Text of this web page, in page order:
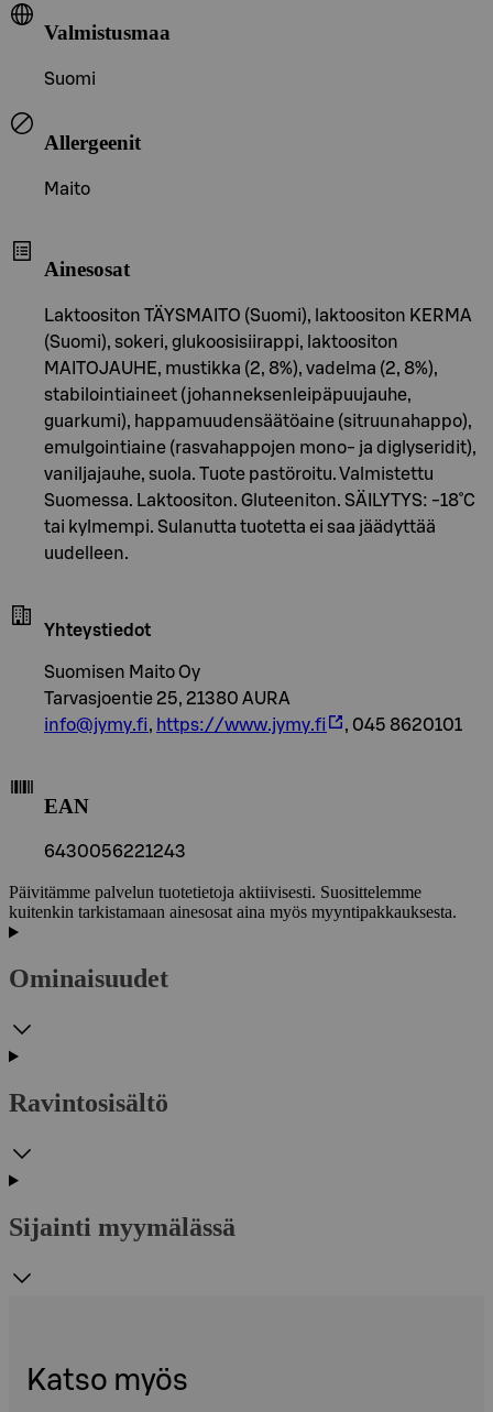
Valmistusmaa
Suomi
Allergeenit
Maito
Ainesosat
Laktoositon TÄYSMAITO (Suomi), laktoositon KERMA
(Suomi), sokeri, glukoosisiirappi, laktoositon
MAITOJAUHE, mustikka (2, 8%), vadelma (2, 8%),
stabilointiaineet (johanneksenleipäpuujauhe,
guarkumi), happamuudensäätöaine (sitruunahappo),
emulgointiaine (rasvahappojen mono- ja diglyseridit),
vaniljajauhe, suola. Tuote pastöroitu. Valmistettu
Suomessa. Laktoositon. Gluteeniton. SÄILYTYS: -18˚C
tai kylmempi. Sulanutta tuotetta ei saa jäädyttää
uudelleen.
Yhteystiedot
Suomisen Maito Oy
Tarvasjoentie 25, 21380 AURA
info@jymy.fi, https://www.jymy.fi , 045 8620101
EAN
6430056221243
Päivitämme palvelun tuotetietoja aktiivisesti. Suosittelemme
kuitenkin tarkistamaan ainesosat aina myös myyntipakkauksesta.
Ominaisuudet
Ravintosisältö
Sijainti myymälässä
Katso myös